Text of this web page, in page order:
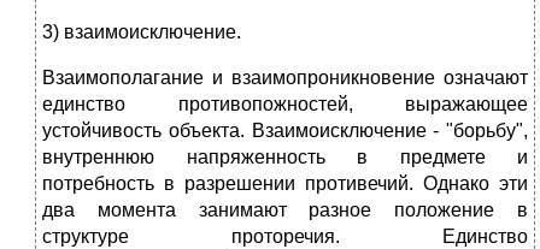
3) взаимоисключение.
Взаимополагание и взаимопроникновение означают
единство противопожностей, выражающее
устойчивость объекта. Взаимоисключение - "борьбу",
внутреннюю напряженность в предмете и
потребность в разрешении противечий. Однако эти
два момента занимают разное положение в
структуре проторечия. Единство